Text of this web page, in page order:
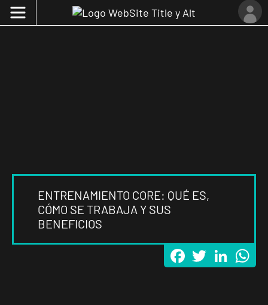
ENTRENAMIENTO CORE: QUÉ ES,
CÓMO SE TRABAJA Y SUS
BENEFICIOS
FacebookTwitter